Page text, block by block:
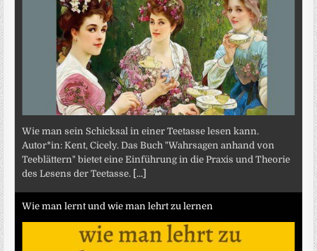
Wie man sein Schicksal in einer Teetasse lesen kann.
Autor*in: Kent, Cicely. Das Buch "Wahrsagen anhand von
Teeblättern" bietet eine Einführung in die Praxis und Theorie
des Lesens der Teetasse.
[...]
Wie man lernt und wie man lehrt zu lernen